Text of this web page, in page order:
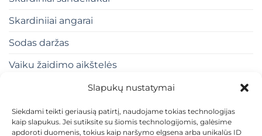
Slapukų nustatymai
Siekdami teikti geriausią patirtį, naudojame tokias technologijas
kaip slapukus. Jei sutiksite su šiomis technologijomis, galėsime
apdoroti duomenis, tokius kaip naršymo elgsena arba unikalūs ID
Skardiniiai angarai
Sodas daržas
Vaiku žaidimo aikštelės